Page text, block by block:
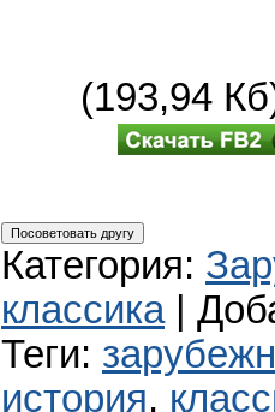
(193,94
Категория:
классика|
Теги:
история,